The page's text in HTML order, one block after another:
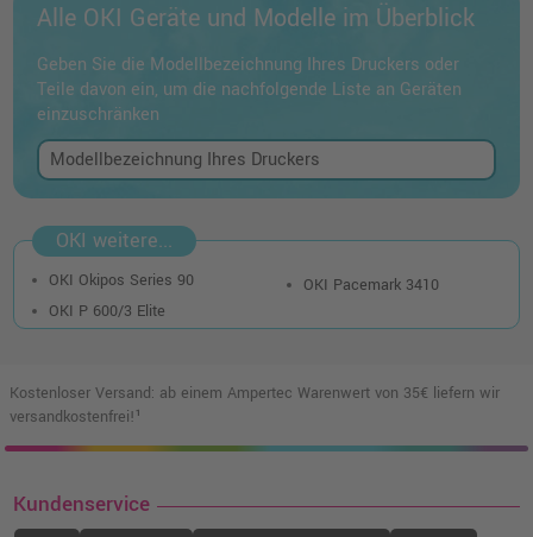
Alle OKI Geräte und Modelle im Überblick
Geben Sie die Modellbezeichnung Ihres Druckers oder
Teile davon ein, um die nachfolgende Liste an Geräten
einzuschränken
OKI weitere...
OKI Okipos Series 90
OKI P 600/3 Elite
OKI Pacemark 3410
Kostenloser Versand: ab einem Ampertec Warenwert von 35€ liefern wir
versandkostenfrei!¹
Kundenservice